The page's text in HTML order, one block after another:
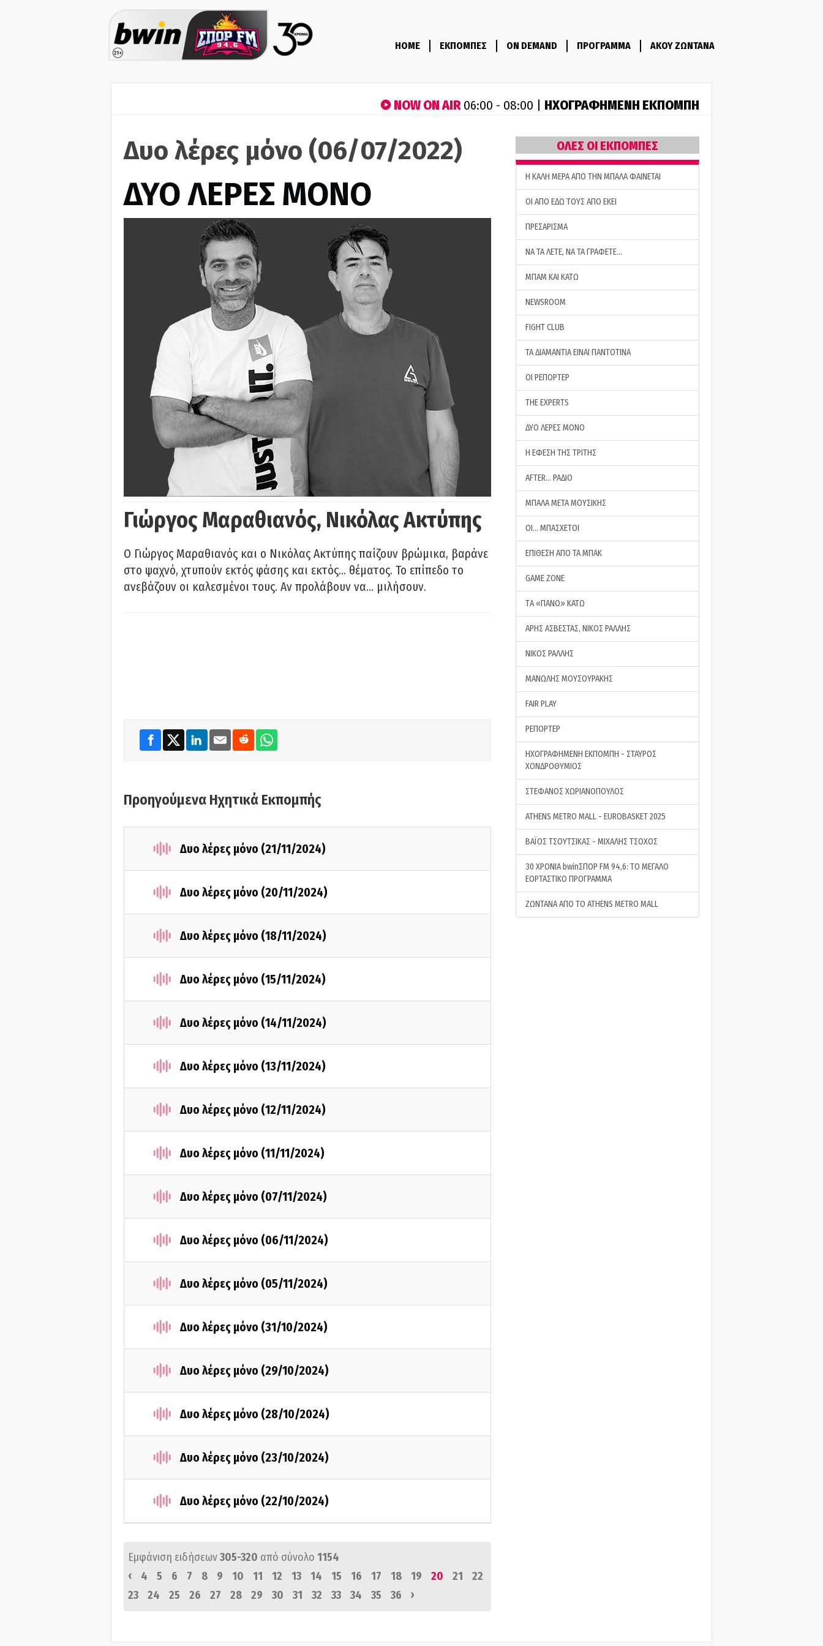
HOME ΕΚΠΟΜΠΕΣ ON DEMAND ΠΡΟΓΡΑΜΜΑ ΑΚΟΥ ΖΩΝΤΑΝΑ
NOW ON AIR06:00 - 08:00 | ΗΧΟΓΡΑΦΗΜΕΝΗ ΕΚΠΟΜΠΗ
Δυο λέρες μόνο (06/07/2022)
ΔΥΟ ΛΕΡΕΣ ΜΟΝΟ
Γιώργος Μαραθιανός, Νικόλας Ακτύπης
Ο Γιώργος Μαραθιανός και ο Νικόλας Ακτύπης παίζουν βρώμικα, βαράνε
στο ψαχνό, χτυπούν εκτός φάσης και εκτός… θέματος. Το επίπεδο το
ανεβάζουν οι καλεσμένοι τους. Αν προλάβουν να… μιλήσουν.
Προηγούμενα Ηχητικά Εκπομπής
Δυο λέρες μόνο (21/11/2024)
Δυο λέρες μόνο (20/11/2024)
Δυο λέρες μόνο (18/11/2024)
Δυο λέρες μόνο (15/11/2024)
Δυο λέρες μόνο (14/11/2024)
Δυο λέρες μόνο (13/11/2024)
Δυο λέρες μόνο (12/11/2024)
Δυο λέρες μόνο (11/11/2024)
Δυο λέρες μόνο (07/11/2024)
Δυο λέρες μόνο (06/11/2024)
Δυο λέρες μόνο (05/11/2024)
Δυο λέρες μόνο (31/10/2024)
Δυο λέρες μόνο (29/10/2024)
Δυο λέρες μόνο (28/10/2024)
Δυο λέρες μόνο (23/10/2024)
Δυο λέρες μόνο (22/10/2024)
Εμφάνιση ειδήσεων305-320 από σύνολο 1154
‹
4 5 6 7 8 9 10 11 12 13 14 15 16 17 18 19 20 21
22
23
24 25 26 27 28 29 30 31 32 33 34 35 36 ›
ΟΛΕΣ ΟΙ ΕΚΠΟΜΠΕΣ
H ΚΑΛΗ ΜΕΡΑ ΑΠΟ ΤΗΝ ΜΠΑΛΑ ΦΑΙΝΕΤΑΙ
ΟΙ ΑΠΟ ΕΔΩ ΤΟΥΣ ΑΠΟ ΕΚΕΙ
ΠΡΕΣΑΡΙΣΜΑ
ΝΑ ΤΑ ΛΕΤΕ, ΝΑ ΤΑ ΓΡΑΦΕΤΕ…
ΜΠΑΜ ΚΑΙ ΚΑΤΩ
NEWSROOM
FIGHT CLUB
ΤΑ ΔΙΑΜΑΝΤΙΑ ΕΙΝΑΙ ΠΑΝΤΟΤΙΝΑ
ΟΙ ΡΕΠΟΡΤΕΡ
THE EXPERTS
ΔΥΟ ΛΕΡΕΣ ΜΟΝΟ
Η ΕΦΕΣΗ ΤΗΣ ΤΡΙΤΗΣ
AFTER… ΡΑΔΙΟ
ΜΠΑΛΑ ΜΕΤΑ ΜΟΥΣΙΚΗΣ
ΟΙ… ΜΠΑΣΧΕΤΟΙ
ΕΠΙΘΕΣΗ ΑΠΟ ΤΑ ΜΠΑΚ
GAME ZONE
ΤA «ΠΑΝΟ» ΚΑΤΩ
ΑΡΗΣ ΑΣΒΕΣΤΑΣ, ΝΙΚΟΣ ΡΑΛΛΗΣ
ΝΙΚΟΣ ΡΑΛΛΗΣ
ΜΑΝΩΛΗΣ ΜΟΥΣΟΥΡΑΚΗΣ
FAIR PLAY
ΡΕΠΟΡΤΕΡ
ΗΧΟΓΡΑΦΗΜΕΝΗ ΕΚΠΟΜΠΗ - ΣΤΑΥΡΟΣ
ΧΟΝΔΡΟΘΥΜΙΟΣ
ΣΤΕΦΑΝΟΣ ΧΩΡΙΑΝΟΠΟΥΛΟΣ
ATHENS METRO MALL - EUROBASKET 2025
ΒΑΪΟΣ ΤΣΟΥΤΣΙΚΑΣ - ΜΙΧΑΛΗΣ ΤΣΟΧΟΣ
30 ΧΡΟΝΙΑ bwinΣΠΟΡ FM 94,6: ΤΟ ΜΕΓΑΛΟ
ΕΟΡΤΑΣΤΙΚΟ ΠΡΟΓΡΑΜΜΑ
ΖΩΝΤΑΝΑ ΑΠΟ ΤΟ ATHENS METRO MALL